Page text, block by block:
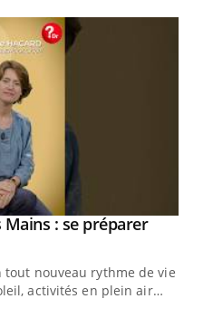
Mains : se préparer
nouveau rythme de vie !
activités en plein air…